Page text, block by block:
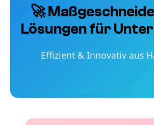
🚀
Lösungen für
Effizient & Innovativ aus